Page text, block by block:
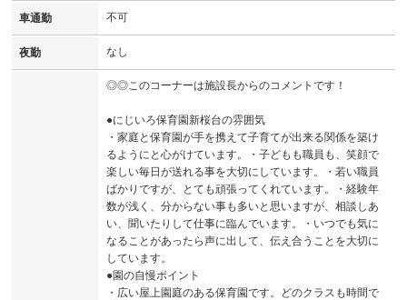
車通勤 不可
夜勤 なし
◎◎このコーナーは施設長からのコメントです！
●にじいろ保育園新桜台の雰囲気
・家庭と保育園が手を携えて子育てが出来る関係を築け
るようにと心がけています。・子どもも職員も、笑顔で
楽しい毎日が送れる事を大切にしています。・若い職員
ばかりですが、とても頑張ってくれています。・経験年
数が浅く、分からない事も多いと思いますが、相談しあ
い、聞いたりして仕事に臨んでいます。・いつでも気に
なることがあったら声に出して、伝え合うことを大切に
しています。
●園の自慢ポイント
・広い屋上園庭のある保育園です。どのクラスも時間で